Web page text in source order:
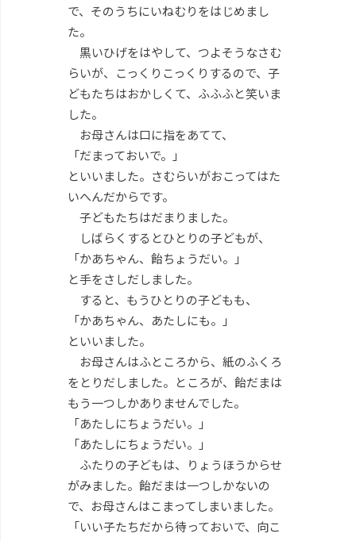
で、そのうちにいねむりをはじめまし
た。
黒いひげをはやして、つよそうなさむ
らいが、こっくりこっくりするので、子
どもたちはおかしくて、ふふふと笑いま
した。
お母さんは口に指をあてて、
「だまっておいで。」
といいました。さむらいがおこってはた
いへんだからです。
子どもたちはだまりました。
しばらくするとひとりの子どもが、
「かあちゃん、飴ちょうだい。」
と手をさしだしました。
すると、もうひとりの子どもも、
「かあちゃん、あたしにも。」
といいました。
お母さんはふところから、紙のふくろ
をとりだしました。ところが、飴だまは
もう一つしかありませんでした。
「あたしにちょうだい。」
「あたしにちょうだい。」
ふたりの子どもは、りょうほうからせ
がみました。飴だまは一つしかないの
で、お母さんはこまってしまいました。
「いい子たちだから待っておいで、向こ